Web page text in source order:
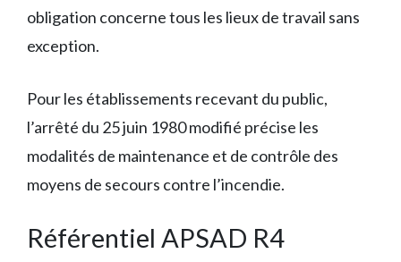
obligation concerne tous les lieux de travail sans
exception.
Pour les établissements recevant du public,
l’arrêté du 25 juin 1980 modifié précise les
modalités de maintenance et de contrôle des
moyens de secours contre l’incendie.
Référentiel APSAD R4